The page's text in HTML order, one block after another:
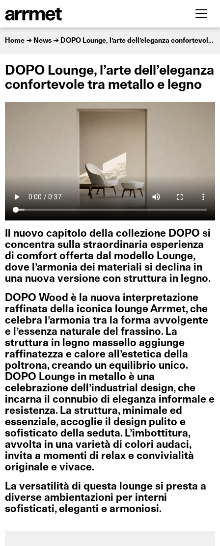
Home News DOPO Lounge, l’arte dell’eleganza confortevole tra metallo e legno
DOPO Lounge, l’arte dell’eleganza
confortevole tra metallo e legno
Il nuovo capitolo della collezione DOPO si
concentra sulla straordinaria esperienza
di comfort offerta dal modello Lounge,
dove l’armonia dei materiali si declina in
una nuova versione con struttura in legno.
DOPO Wood è la nuova interpretazione
raffinata della iconica lounge Arrmet, che
celebra l’armonia tra la forma avvolgente
e l’essenza naturale del frassino. La
struttura in legno massello aggiunge
raffinatezza e calore all’estetica della
poltrona, creando un equilibrio unico.
DOPO Lounge in metallo è una
celebrazione dell’industrial design, che
incarna il connubio di eleganza informale e
resistenza. La struttura, minimale ed
essenziale, accoglie il design pulito e
sofisticato della seduta. L’imbottitura,
avvolta in una varietà di colori audaci,
invita a momenti di relax e convivialità
originale e vivace.
La versatilità di questa lounge si presta a
diverse ambientazioni per interni
sofisticati, eleganti e armoniosi.